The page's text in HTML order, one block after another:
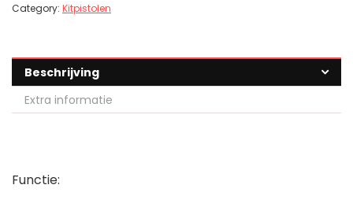
Category: Kitpistolen
Beschrijving
Extra informatie
Functie: